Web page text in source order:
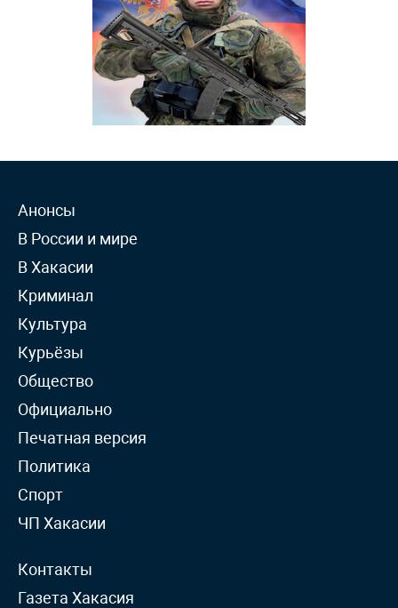
Анонсы
В России и мире
В Хакасии
Криминал
Культура
Курьёзы
Общество
Официально
Печатная версия
Политика
Спорт
ЧП Хакасии
Контакты
Газета Хакасия